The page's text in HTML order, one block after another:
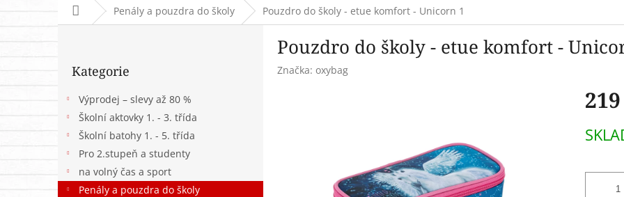
Domů Penály a pouzdra do školy Pouzdro do školy - etue komfort - Unicorn 1
P
a
kategorie
Kategorie
Výprodej – slevy až 80 %
Školní aktovky 1. - 3. třída
Školní batohy 1. - 5. třída
Pro 2.stupeň a studenty
na volný čas a sport
Penály a pouzdra do školy
Pouzdro do školy - etue komfort -
Značka: oxybag
cena: